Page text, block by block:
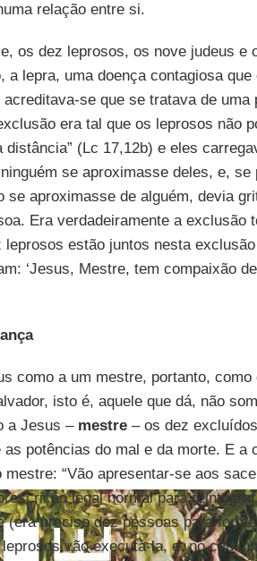
relação entre si.
os dez leprosos, os nove judeus e
a lepra, uma doença contagiosa
se que se tratava de uma
era tal que os leprosos não
distância” (Lc 17,12b) e eles
se aproximasse deles, e, se
se aproximasse de alguém, devia
Era verdadeiramente a exclusão
estão juntos nesta
‘Jesus, Mestre, tem compaixão de
como a um mestre, portanto, como
isto é, aquele que dá, não
a Jesus – mestre– os dez
potências do mal e da morte. E a
“Vão apresentar-se aos
legal normal para
(era preciso dez pessoas para
vão executá-la, e, no